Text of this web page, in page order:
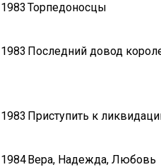
1983 Торпедоносцы
1983 Последний довод
1983 Приступить к
1984Вера, Надежда, Любовь